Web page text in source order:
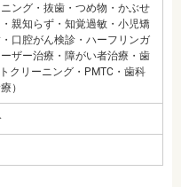
ング・抜歯・つめ物・かぶせ
親知らず・知覚過敏・小児矯
口腔がん検診・ハーフリンガ
ザー治療・障がい者治療・歯
クリーニング・PMTC・歯科
）